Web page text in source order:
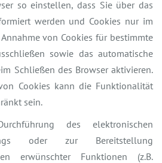
so einstellen, dass Sie über das
werden und Cookies nur im
von Cookies für bestimmte
sowie das automatische
Schließen des Browser aktivieren.
Cookies kann die Funktionalität
sein.
des elektronischen
oder zur Bereitstellung
erwünschter Funktionen (z.B.